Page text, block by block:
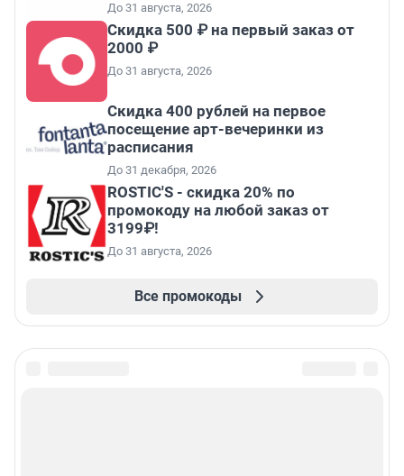
До 31 августа, 2026
Скидка 500 ₽ на первый заказ от
2000 ₽
До 31 августа, 2026
Cкидка 400 рублей на первое
посещение арт-вечеринки из
расписания
До 31 декабря, 2026
ROSTIC'S - скидка 20% по
промокоду на любой заказ от
3199₽!
До 31 августа, 2026
Все промокоды